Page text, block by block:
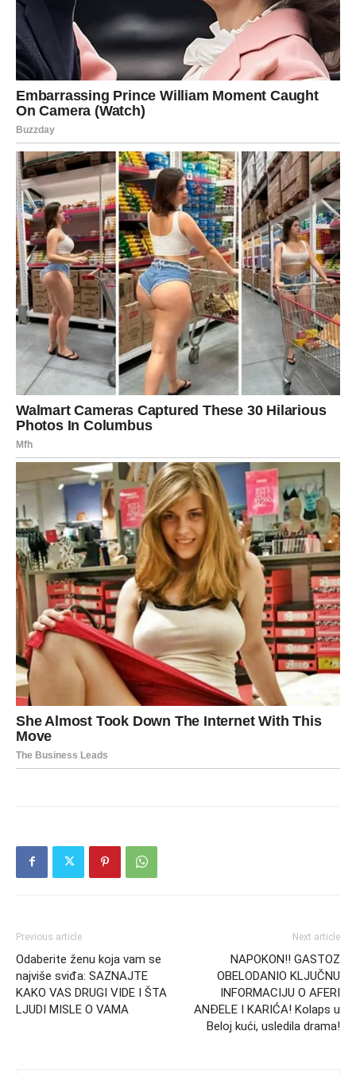
Previous article
Odaberite ženu koja vam se
najviše sviđa: SAZNAJTE
KAKO VAS DRUGI VIDE I ŠTA
LJUDI MISLE O VAMA
Next article
NAPOKON!! GASTOZ
OBELODANIO KLJUČNU
INFORMACIJU O AFERI
ANĐELE I KARIĆA! Kolaps u
Beloj kući, usledila drama!